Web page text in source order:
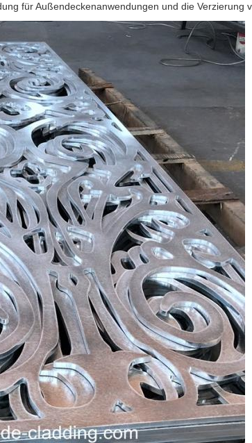
für Außendeckenanwendungen und die Verzierung